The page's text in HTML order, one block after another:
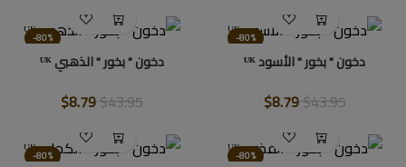
-80%
دخون " بخور " الأسود ᵁᴷ
$43.95
$8.79
-80%
دخون " بخور " الذهبي ᵁᴷ
$43.95
$8.79
-80%
-80%